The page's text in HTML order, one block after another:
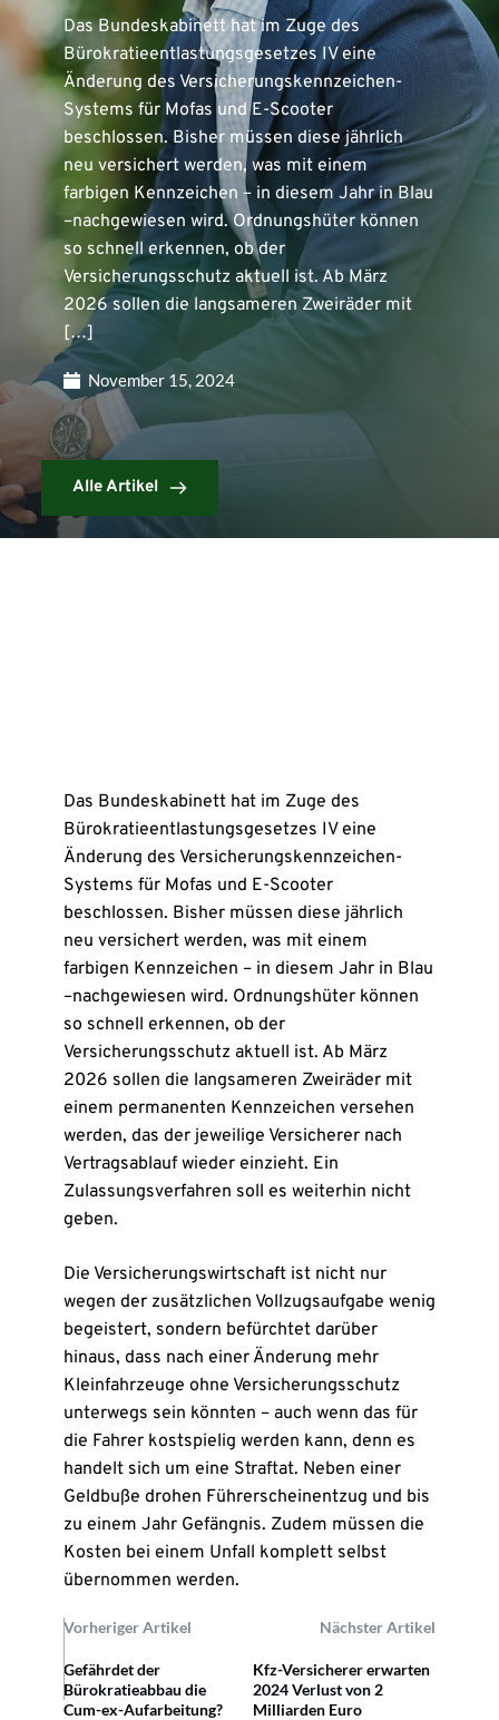
Das Bundeskabinett hat im Zuge des
Bürokratieentlastungsgesetzes IV eine
Änderung des Versicherungskennzeichen-
Systems für Mofas und E-Scooter
beschlossen. Bisher müssen diese jährlich
neu versichert werden, was mit einem
farbigen Kennzeichen – in diesem Jahr in Blau
–nachgewiesen wird. Ordnungshüter können
so schnell erkennen, ob der
Versicherungsschutz aktuell ist. Ab März
2026 sollen die langsameren Zweiräder mit
[…]
November 15, 2024
Alle Artikel
Das Bundeskabinett hat im Zuge des
Bürokratieentlastungsgesetzes IV eine
Änderung des Versicherungskennzeichen-
Systems für Mofas und E-Scooter
beschlossen. Bisher müssen diese jährlich
neu versichert werden, was mit einem
farbigen Kennzeichen – in diesem Jahr in Blau
–nachgewiesen wird. Ordnungshüter können
so schnell erkennen, ob der
Versicherungsschutz aktuell ist. Ab März
2026 sollen die langsameren Zweiräder mit
einem permanenten Kennzeichen versehen
werden, das der jeweilige Versicherer nach
Vertragsablauf wieder einzieht. Ein
Zulassungsverfahren soll es weiterhin nicht
geben.
Die Versicherungswirtschaft ist nicht nur
wegen der zusätzlichen Vollzugsaufgabe wenig
begeistert, sondern befürchtet darüber
hinaus, dass nach einer Änderung mehr
Kleinfahrzeuge ohne Versicherungsschutz
unterwegs sein könnten – auch wenn das für
die Fahrer kostspielig werden kann, denn es
handelt sich um eine Straftat. Neben einer
Geldbuße drohen Führerscheinentzug und bis
zu einem Jahr Gefängnis. Zudem müssen die
Kosten bei einem Unfall komplett selbst
übernommen werden.
Vorheriger Artikel Nächster Artikel
Gefährdet der
Bürokratieabbau die
Cum-ex-Aufarbeitung?
Kfz-Versicherer erwarten
2024 Verlust von 2
Milliarden Euro